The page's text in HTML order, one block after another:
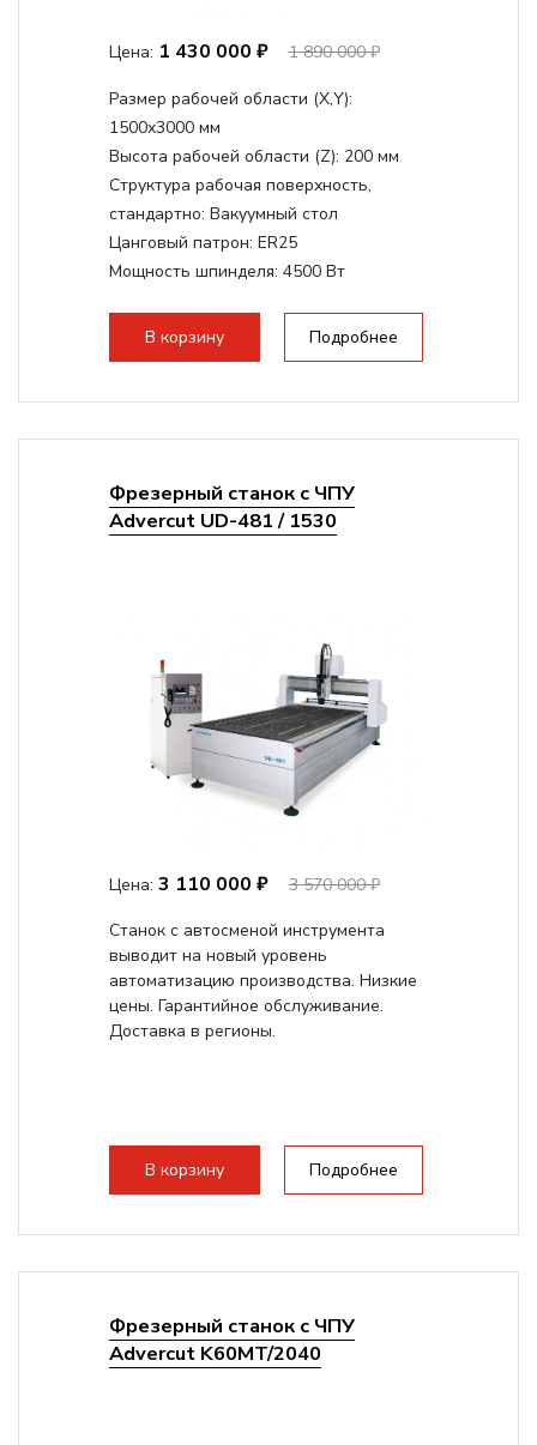
Цена: 1 430 000 ₽ 1 890 000 ₽
Размер рабочей области (Х,Y):
1500x3000 мм
Высота рабочей области (Z): 200 мм
Структура рабочая поверхность,
стандартно: Вакуумный стол
Цанговый патрон: ER25
Мощность шпинделя: 4500 Вт
Мощность инвертора:
10500 Вт
В корзину Подробнее
Фрезерный станок с ЧПУ
Advercut UD-481 / 1530
Цена: 3 110 000 ₽
3 570 000 ₽
Станок с автосменой инструмента
выводит на новый уровень
автоматизацию производства. Низкие
цены. Гарантийное обслуживание.
Доставка в регионы.
В корзину Подробнее
Фрезерный станок с ЧПУ
Advercut K60MT/2040